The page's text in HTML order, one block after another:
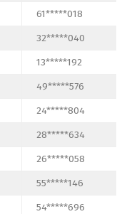
61*****018
32*****040
13*****192
49*****576
24*****804
28*****634
26*****058
55*****146
54*****696